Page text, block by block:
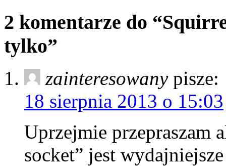
2 komentarze do
tylko”
zainteresowany pisze:
18 sierpnia 2013 o 15:03
Uprzejmie przepraszam
socket” jest